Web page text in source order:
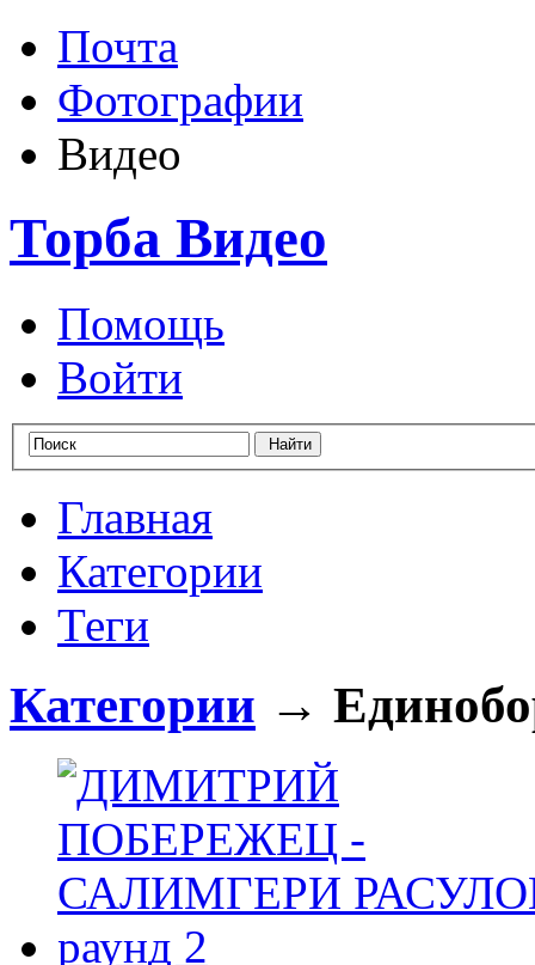
Почта
Фотографии
Видео
Торба Видео
Помощь
Войти
Главная
Категории
Теги
Категории →